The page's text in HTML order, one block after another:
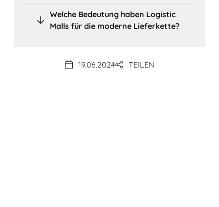
Welche Bedeutung haben Logistic
Malls für die moderne Lieferkette?
19.06.2024 TEILEN